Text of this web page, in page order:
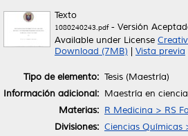
Texto
1080240243.pdf- Versión
Available under License
Download (7MB)
Vista previa
Tipo de elemento: Tesis (Maestría)
Información adicional: Maestría en
Materias: R Medicina > RS
Divisiones: Ciencias Químicas